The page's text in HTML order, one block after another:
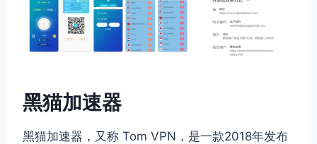
黑猫加速器
黑猫加速器，又称 Tom VPN，是一款2018年发布